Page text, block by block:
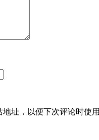
址，以便下次评论时使用